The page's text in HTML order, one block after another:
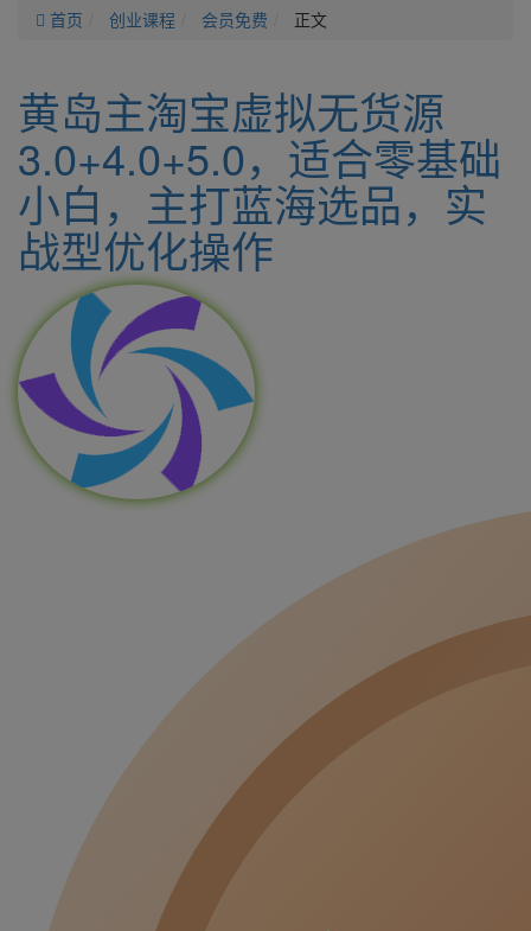
首页
创业课程 会员免费 正文
黄岛主淘宝虚拟无货源
3.0+4.0+5.0，适合零基础
小白，主打蓝海选品，实
战型优化操作